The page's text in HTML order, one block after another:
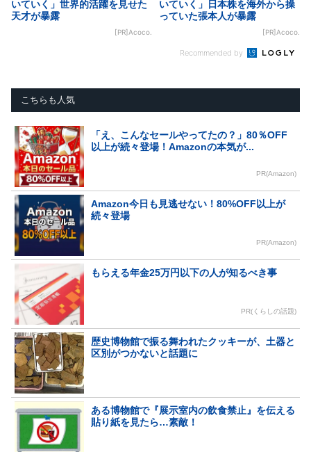
いていく」世界的活躍を見せた
天才が暴露
[PR]Acoco.
いていく」日本株を海外から操
っていた張本人が暴露
[PR]Acoco.
Recommended by
こちらも人気
「え、こんなセールやってたの？」80％OFF
以上が続々登場！Amazonの本気が...
PR(Amazon)
Amazon今日も見逃せない！80%OFF以上が
続々登場
PR(Amazon)
もらえる年金25万円以下の人が知るべき事
PR(くらしの話題)
歴史博物館で振る舞われたクッキーが、土器と
区別がつかないと話題に
ある博物館で『展示室内の飲食禁止』を伝える
貼り紙を見たら…素敵！